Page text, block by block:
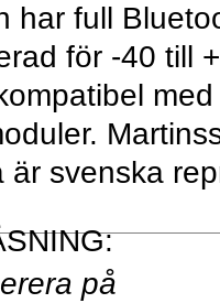
har full
för -40 till
är svenska
på